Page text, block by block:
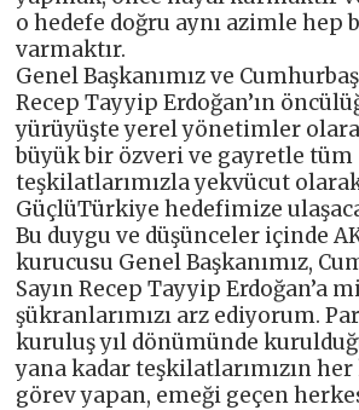
o hedefe doğru aynı azimle hep
varmaktır.
Genel Başkanımız ve
Recep Tayyip Erdoğan’ın
yürüyüşte yerel yönetimler
büyük bir özveri ve gayretle tüm
teşkilatlarımızla yekvücut
GüçlüTürkiye hedefimize
Bu duygu ve düşünceler içinde
kurucusu Genel Başkanımız,
Sayın Recep Tayyip Erdoğan’a
şükranlarımızı arz ediyorum.
kuruluş yıl dönümünde
yana kadar teşkilatlarımızın
görev yapan, emeği geçen